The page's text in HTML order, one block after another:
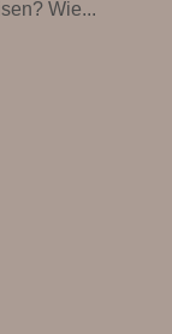
Wie...